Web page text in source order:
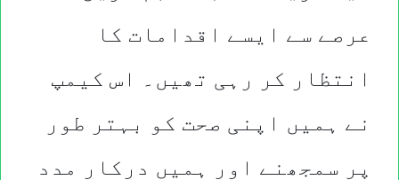
عرصے سے ایسے اقدامات کا
انتظار کر رہی تھیں۔ اس کیمپ
نے ہمیں اپنی صحت کو بہتر طور
پر سمجھنے اور ہمیں درکار مدد